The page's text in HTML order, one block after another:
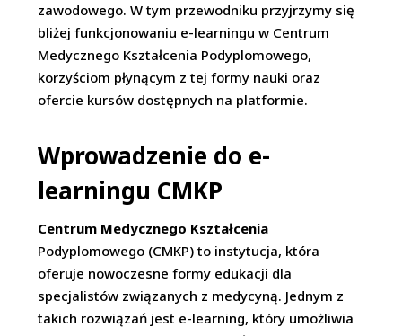
zawodowego. W tym przewodniku przyjrzymy się
bliżej funkcjonowaniu e-learningu w Centrum
Medycznego Kształcenia Podyplomowego,
korzyściom płynącym z tej formy nauki oraz
ofercie kursów dostępnych na platformie.
Wprowadzenie do e-
learningu CMKP
Centrum Medycznego Kształcenia
Podyplomowego (CMKP) to instytucja, która
oferuje nowoczesne formy edukacji dla
specjalistów związanych z medycyną. Jednym z
takich rozwiązań jest e-learning, który umożliwia